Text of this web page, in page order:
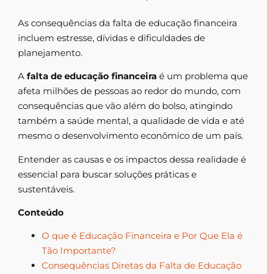
As consequências da falta de educação financeira
incluem estresse, dívidas e dificuldades de
planejamento.
A falta de educação financeira é um problema que
afeta milhões de pessoas ao redor do mundo, com
consequências que vão além do bolso, atingindo
também a saúde mental, a qualidade de vida e até
mesmo o desenvolvimento econômico de um país.
Entender as causas e os impactos dessa realidade é
essencial para buscar soluções práticas e
sustentáveis.
Conteúdo
O que é Educação Financeira e Por Que Ela é
Tão Importante?
Consequências Diretas da Falta de Educação